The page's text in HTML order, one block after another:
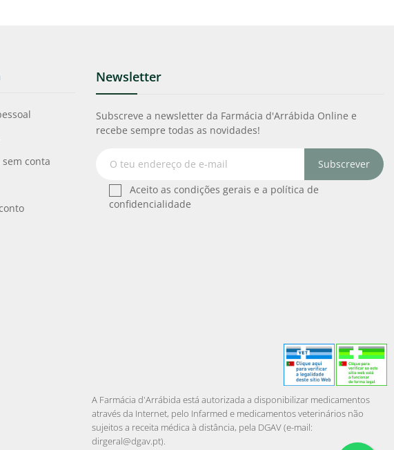
conta
Newsletter
Subscreve a newsletter da Farmácia d'Arrábida Online e
recebe sempre todas as novidades!
Subscrever
Aceito as condições gerais e a política de
confidencialidade
A Farmácia d'Arrábida está autorizada a disponibilizar medicamentos
através da Internet, pelo Infarmed e medicamentos veterinários não
sujeitos a receita médica à distância, pela DGAV (e-mail:
dirgeral@dgav.pt).